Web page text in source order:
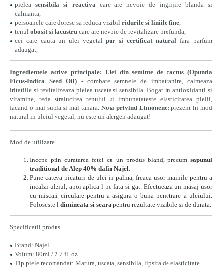
pieleasensibila si reactivacare are nevoie de ingrijire blanda si
calmanta,
persoanele care doresc sa reduca vizibil ridurile si liniile fine,
tenul obosit si lacustru care are nevoie de revitalizare profunda,
cei care cauta un ulei vegetalpur si certificat natural fara parfum
adaugat,
Ingredientele active principale: Ulei din seminte de cactus (Opuntia
Ficus-Indica Seed Oil) - combate semnele de imbatranire, calmeaza
iritatiile si revitalizeaza pielea uscata si sensibila. Bogat in antioxidanti si
vitamine, reda stralucirea tenului si imbunatateste elasticitatea pielii,
facand-o mai supla si mai tanara. Nota privind Limonene: prezent in mod
natural in uleiul vegetal, nu este un alergen adaugat!
Mod de utilizare
Incepe prin curatarea fetei cu un produs bland, precum sapunul
traditional de Alep 40% dafin Najel.
Pune cateva picaturi de ulei in palma, freaca usor mainile pentru a
incalzi uleiul, apoi aplica-l pe fata si gat. Efectueaza un masaj usor
cu miscari circulare pentru a asigura o buna penetrare a uleiului.
Foloseste-l dimineata si seara pentru rezultate vizibile si de durata.
Specificatii produs
Brand: Najel
Volum: 80ml / 2.7 fl. oz
Tip piele recomandat: Matura, uscata, sensibila, lipsita de elasticitate